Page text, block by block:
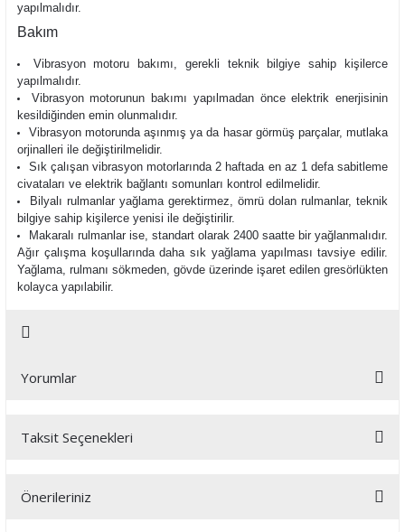
yapılmalıdır.
Bakım
Vibrasyon motoru bakımı, gerekli teknik bilgiye sahip kişilerce
yapılmalıdır.
Vibrasyon motorunun bakımı yapılmadan önce elektrik enerjisinin
kesildiğinden emin olunmalıdır.
Vibrasyon motorunda aşınmış ya da hasar görmüş parçalar, mutlaka
orjinalleri ile değiştirilmelidir.
Sık çalışan vibrasyon motorlarında 2 haftada en az 1 defa sabitleme
civataları ve elektrik bağlantı somunları kontrol edilmelidir.
Bilyalı rulmanlar yağlama gerektirmez, ömrü dolan rulmanlar, teknik
bilgiye sahip kişilerce yenisi ile değiştirilir.
Makaralı rulmanlar ise, standart olarak 2400 saatte bir yağlanmalıdır.
Ağır çalışma koşullarında daha sık yağlama yapılması tavsiye edilir.
Yağlama, rulmanı sökmeden, gövde üzerinde işaret edilen gresörlükten
kolayca yapılabilir.
Yorumlar
Bu ürüne ilk yorumu siz yapın!
Taksit Seçenekleri
Önerileriniz